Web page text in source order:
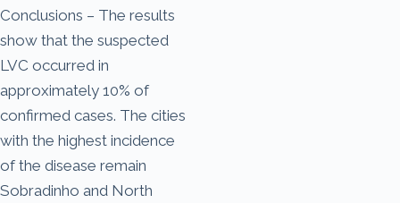
Conclusions – The results
show that the suspected
LVC occurred in
approximately 10% of
confirmed cases. The cities
with the highest incidence
of the disease remain
Sobradinho and North